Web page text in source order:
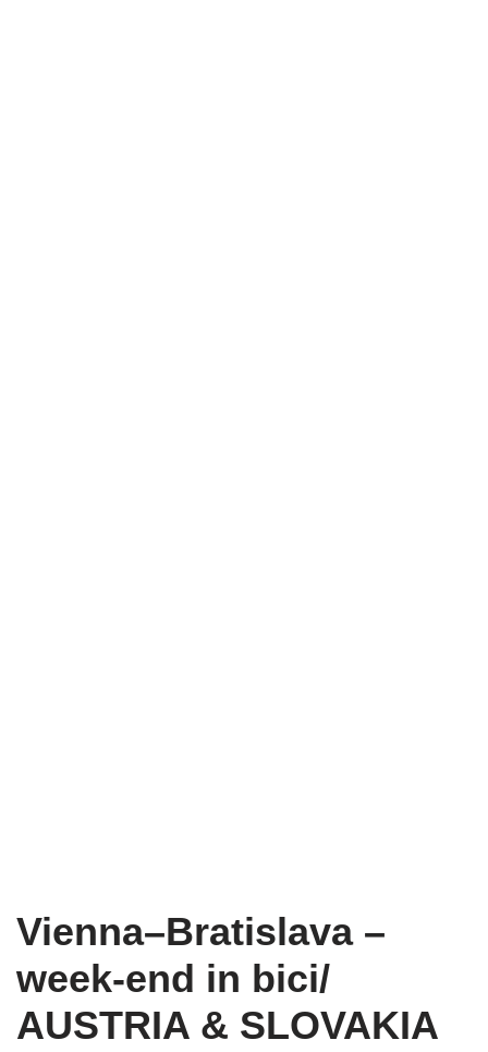
Vienna–Bratislava –
week-end in bici/
AUSTRIA & SLOVAKIA